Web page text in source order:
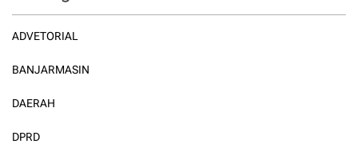
ADVETORIAL
BANJARMASIN
DAERAH
DPRD